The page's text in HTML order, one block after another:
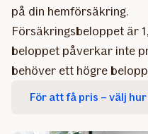
på din hemförsäkring.
Försäkringsbeloppet är
beloppet påverkar inte
behöver ett högre
För att få pris – välj